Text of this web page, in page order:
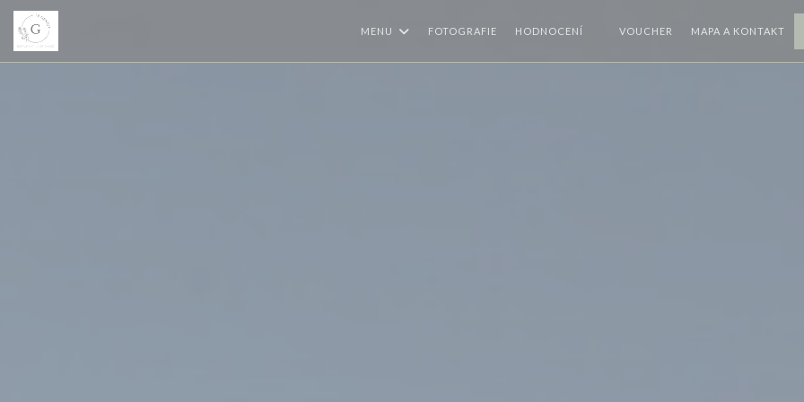
Panel pro správu cookies
MENU FOTOGRAFIE HODNOCENÍ VOUCHER ((OTEVŘE SE V NOVÉM
MAPA A KONTAKT